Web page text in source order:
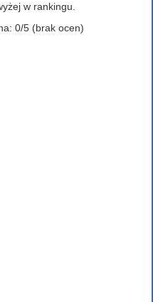
w rankingu.
0/5 (brak ocen)